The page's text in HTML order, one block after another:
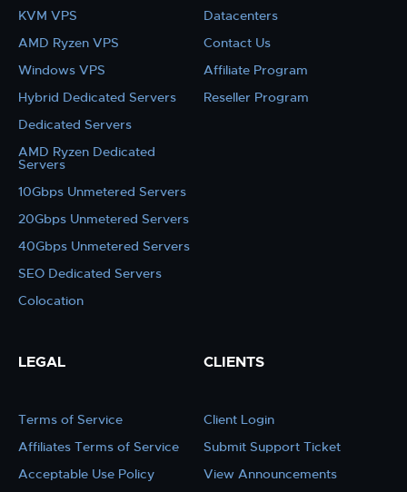
KVM VPS
AMD Ryzen VPS
Windows VPS
Hybrid Dedicated Servers
Dedicated Servers
AMD Ryzen Dedicated
Servers
10Gbps Unmetered Servers
20Gbps Unmetered Servers
40Gbps Unmetered Servers
SEO Dedicated Servers
Colocation
Datacenters
Contact Us
Affiliate Program
Reseller Program
LEGAL
Terms of Service
Affiliates Terms of Service
Acceptable Use Policy
CLIENTS
Client Login
Submit Support Ticket
View Announcements